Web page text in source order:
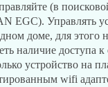
(в
EGC). Управлять
доме, для этого
наличие доступа к
устройство на
wifi